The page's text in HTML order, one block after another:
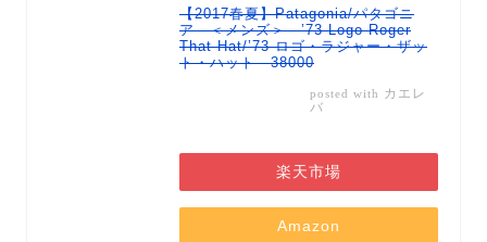
【2017春夏】Patagonia/パタゴニ
ア ＜メンズ＞ ’73 Logo Roger
That Hat/’73 ロゴ・ラジャー・ザッ
ト・ハット 38000
posted with カエレ
バ
楽天市場
Amazon